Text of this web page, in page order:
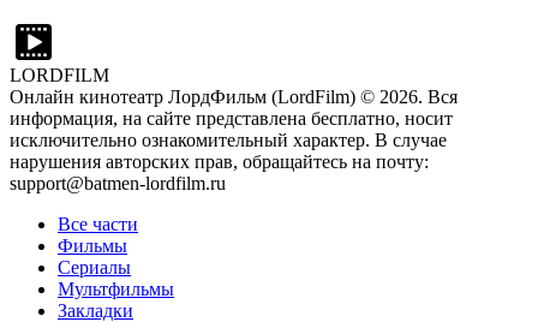
LORDFILM
Онлайн кинотеатр ЛордФильм (LordFilm) © 2026. Вся
информация, на сайте представлена бесплатно, носит
исключительно ознакомительный характер. В случае
нарушения авторских прав, обращайтесь на почту:
support@batmen-lordfilm.ru
Все части
Фильмы
Сериалы
Мультфильмы
Закладки